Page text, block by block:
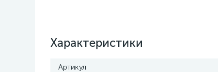
Характеристики
Артикул